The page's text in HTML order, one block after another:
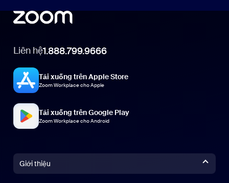
Liên hệ1.888.799.9666
Tải xuống trên Apple Store
Zoom Workplace cho Apple
Tải xuống trên Google Play
Zoom Workplace cho Android
Giới thiệu